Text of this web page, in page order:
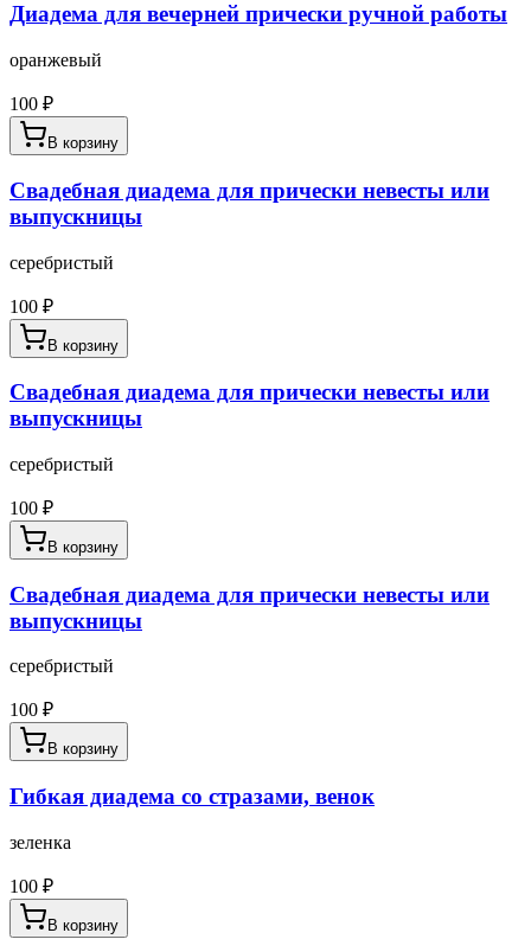
Диадема для вечерней прически ручной работы
оранжевый
100 ₽
В корзину
Свадебная диадема для прически невесты или
выпускницы
серебристый
100 ₽
В корзину
Свадебная диадема для прически невесты или
выпускницы
серебристый
100 ₽
В корзину
Свадебная диадема для прически невесты или
выпускницы
серебристый
100 ₽
В корзину
Гибкая диадема со стразами, венок
зеленка
100 ₽
В корзину